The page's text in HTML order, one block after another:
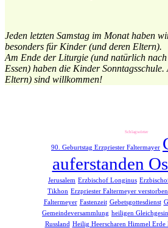
Jeden letzten Samstag im Monat haben
besonders für Kinder (und deren Eltern).
Am Ende der Liturgie (und natürlich nach
Essen) haben die Kinder
Eltern) sind willkommen!
Schlagwörter
90. Geburtstag Erzpriester Faltermayer
auferstanden
Jerusalem Erzbischof Longinus
Tikhon Erzpriester Faltermeyer verstorben
Faltermeyer Fastenzeit Gebetsgottesdienst
Gemeindeversammlung heiligen
Russland Heilig Heerscharen Himmel